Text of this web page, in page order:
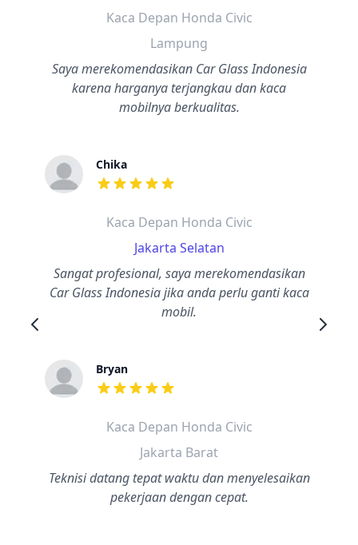
Kaca Depan Honda Civic
Lampung
Saya merekomendasikan Car Glass Indonesia
karena harganya terjangkau dan kaca
mobilnya berkualitas.
Chika
dari ulasan adalah bintang lima
Kaca Depan Honda Civic
Jakarta Selatan
Sangat profesional, saya merekomendasikan
Car Glass Indonesia jika anda perlu ganti kaca
mobil.
Bryan
dari ulasan adalah bintang lima
Kaca Depan Honda Civic
Jakarta Barat
Teknisi datang tepat waktu dan menyelesaikan
pekerjaan dengan cepat.